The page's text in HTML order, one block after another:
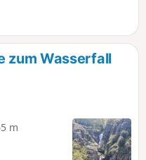
sollten
(3)
GPS-
Es ist
zum Wasserfall
m